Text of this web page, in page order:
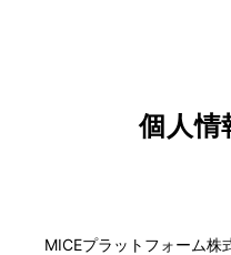
個人情
MICEプラットフォーム株